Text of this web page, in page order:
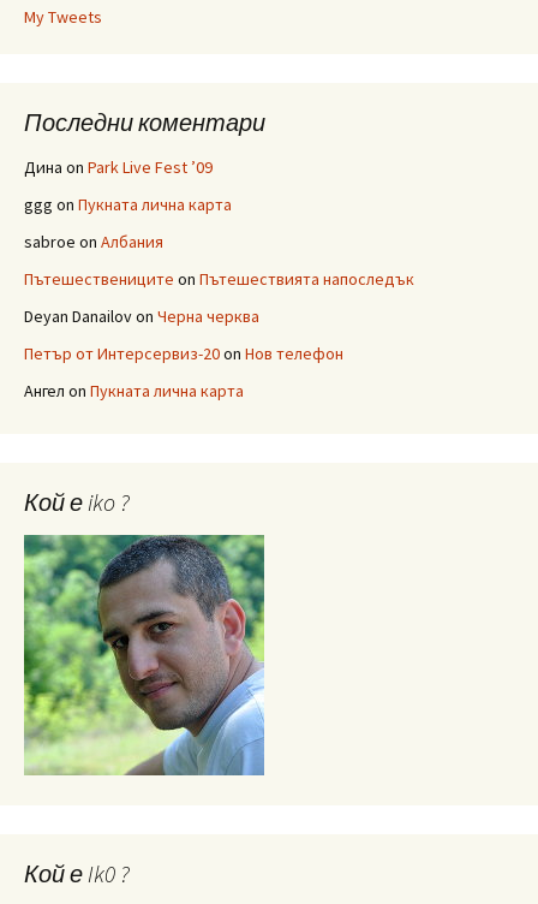
My Tweets
Последни коментари
Дина on Park Live Fest ’09
ggg on Пукната лична карта
sabroe on Албания
Пътешествениците on Пътешествията напоследък
Deyan Danailovon Черна черква
Петър от Интерсервиз-20on Нов телефон
Ангел on Пукната лична карта
Кой е iko ?
Кой е Ik0 ?